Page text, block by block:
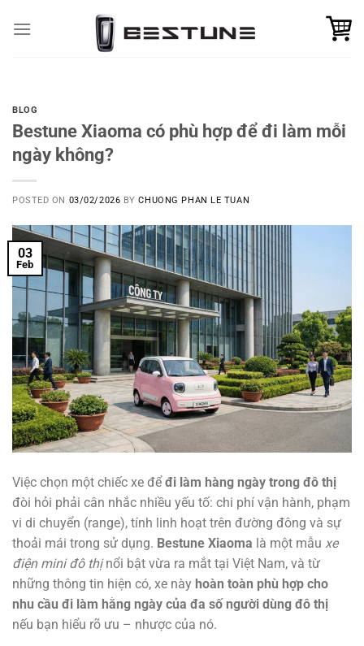
BLOG
Bestune Xiaoma có phù hợp để đi làm mỗi
ngày không?
POSTED ON 03/02/2026 BYCHUONG PHAN LE TUAN
03
Feb
Việc chọn một chiếc xe đểđi làm hàng ngày trong đô thị
đòi hỏi phải cân nhắc nhiều yếu tố: chi phí vận hành, phạm
vi di chuyển (range), tính linh hoạt trên đường đông và sự
thoải mái trong sử dụng. Bestune Xiaoma là một mẫu xe
điện mini đô thịnổi bật vừa ra mắt tại Việt Nam, và từ
những thông tin hiện có, xe này hoàn toàn phù hợp cho
nhu cầu đi làm hằng ngày của đa số người dùng đô thị
nếu bạn hiểu rõ ưu – nhược của nó.